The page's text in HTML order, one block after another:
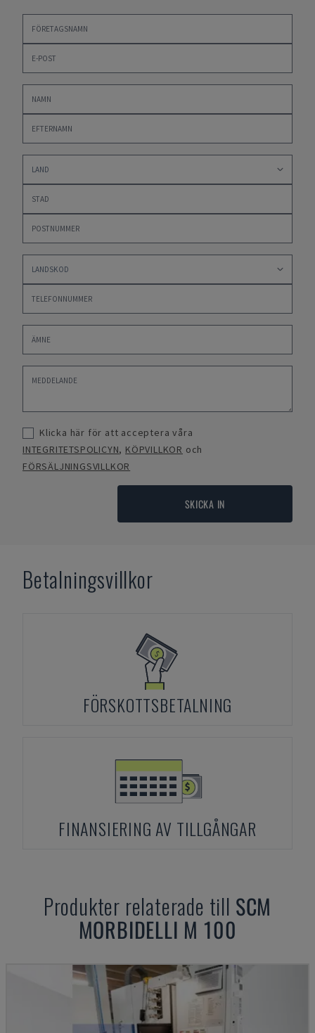
Klicka här för att acceptera våra
INTEGRITETSPOLICYN, KÖPVILLKOR och
FÖRSÄLJNINGSVILLKOR
SKICKA IN
Betalningsvillkor
FÖRSKOTTSBETALNING
FINANSIERING AV TILLGÅNGAR
Produkter relaterade till SCM
MORBIDELLI M 100